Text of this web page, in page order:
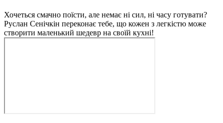
Хочеться смачно поїсти, але немає ні сил, ні часу готувати?
Руслан Сенічкін переконає тебе, що кожен з легкістю може
створити маленький шедевр на своїй кухні!